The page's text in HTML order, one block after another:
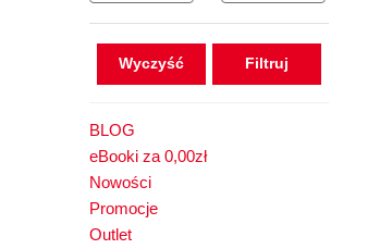
Wyczyść
BLOG
eBooki za 0,00zł
Nowości
Promocje
Outlet